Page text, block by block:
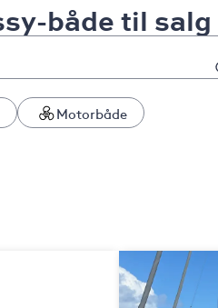
både til salg
Motorbåde